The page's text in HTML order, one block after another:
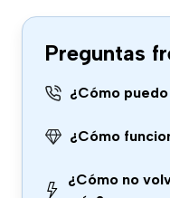
Preguntas
¿Cómo
¿Cómo
¿Cómo no